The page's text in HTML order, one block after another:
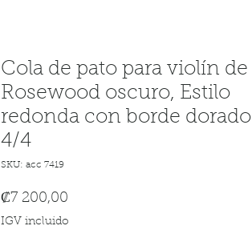
Cola de pato para violín de
Rosewood oscuro, Estilo
redonda con borde dorado
4/4
SKU: acc 7419
₡7 200,00
IGV incluido